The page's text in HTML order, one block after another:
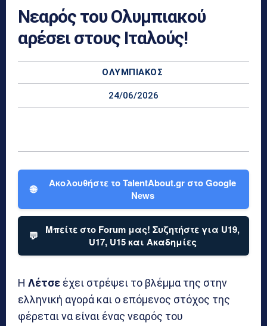
Νεαρός του Ολυμπιακού
αρέσει στους Ιταλούς!
ΟΛΥΜΠΙΑΚΌΣ
24/06/2026
🌐
Ακολουθήστε το TalentAbout.gr στο Google
News
💬
Μπείτε στο Forum μας! Συζητήστε για U19,
U17, U15 και Ακαδημίες
Η Λέτσε έχει στρέψει το βλέμμα της στην
ελληνική αγορά και ο επόμενος στόχος της
φέρεται να είναι ένας νεαρός του